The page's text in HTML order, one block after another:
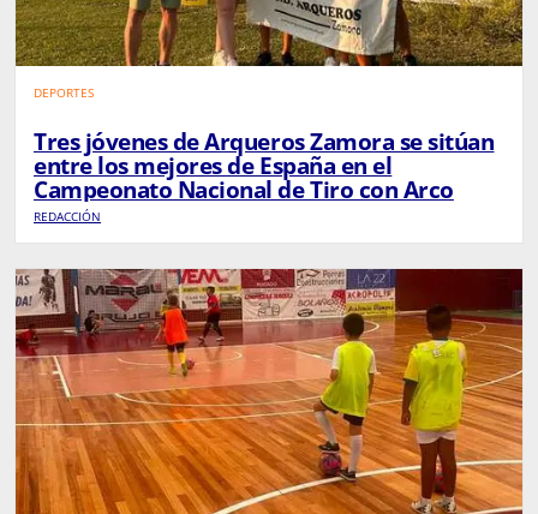
DEPORTES
Tres jóvenes de Arqueros Zamora se sitúan
entre los mejores de España en el
Campeonato Nacional de Tiro con Arco
REDACCIÓN